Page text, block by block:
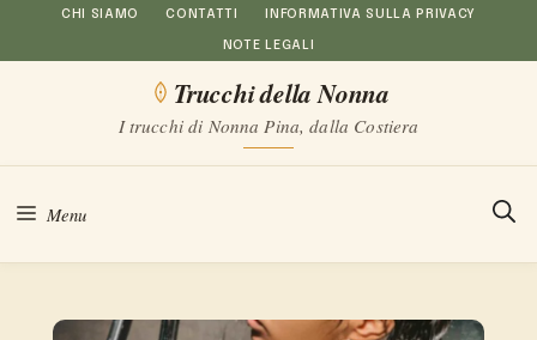
al
CHI SIAMO CONTATTI INFORMATIVA SULLA PRIVACY
NOTE LEGALI
Trucchi della Nonna
I trucchi di Nonna Pina, dalla Costiera
Menu